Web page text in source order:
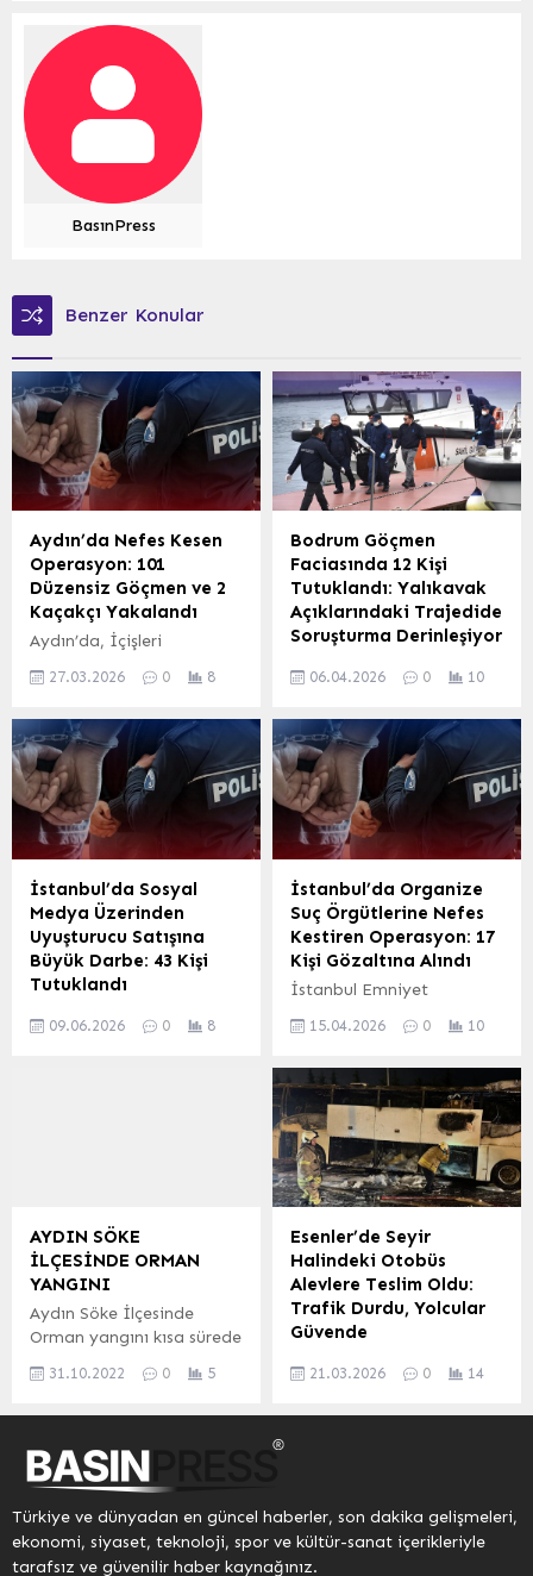
BasınPress
Benzer Konular
Aydın’da Nefes Kesen
Operasyon: 101
Düzensiz Göçmen ve 2
Kaçakçı Yakalandı
Aydın’da, İçişleri
koordinesinde Jandarma
Güvenlik Komutanlığı
ekipleri tarafından
göçmen kaçakçılığına
yönelik önemli bir
operasyon düzenlendi.
Ekipler, düzensiz
göçmenlerin yurt dışına
çıkış hazırlığı içinde
olduğunu belirleyerek
harekete geçti. Karadan
ve denizden eş zamanlı
ve takip çalışmaları
27.03.2026 0 8
Bodrum Göçmen
Faciasında 12 Kişi
Tutuklandı: Yalıkavak
Açıklarındaki Trajedide
Soruşturma Derinleşiyor
açıklarında meydana
hayatını kaybettiği
düzensiz göçmen
faciasıyla ilgili
soruşturmada önemli bir
gelişme yaşandı. Olayla
bağlantılı olarak gözaltına
alınan 17 şüpheliden 12’si
tutuklanarak cezaevine
gönderildi. Soruşturma
Kapsamında Tutuklamalar
Gerçekleşti Muğla
Cumhuriyet Başsavcılığı
koordinesinde yürütülen
düzensiz göçmenlerin
konakladığı evi kiraladığı
tespit edilen Afganistan...
06.04.2026 0 10
İstanbul’da Sosyal
Medya Üzerinden
Uyuşturucu Satışına
Büyük Darbe: 43 Kişi
Tutuklandı
Başsavcılığı’nın
yasa dışı uyuşturucu
madde ticareti yapan
şüphelilere yönelik
sonucunda, 50 şüpheli
hakkında gözaltı kararı
çıkarıldı. İstanbul MİT
İstanbul İl Jandarma
İstanbul’un 17...
09.06.2026 0 8
İstanbul’da Organize
Suç Örgütlerine Nefes
Kestiren Operasyon: 17
Kişi Gözaltına Alındı
İstanbul Emniyet
Suçlarla Mücadele ve
ekipleri, kent genelinde eş
zamanlı olarak büyük bir
operasyon düzenledi. Yurt
dışında bulunan kişilerin
liderliğini yaptığı
belirlenen birden fazla suç
örgütüne yönelik
gerçekleştirilen teknik ve
fiziki takip çalışmaları
sonucunda, şüphelilerin
İstanbul’un 5 farklı
ayrı suça karıştığı...
15.04.2026 0 10
AYDIN SÖKE
İLÇESİNDE ORMAN
YANGINI
Aydın Söke İlçesinde
Orman yangını kısa sürede
sürede söndürüldü Ekipler
kontrol altına alındı.
31.10.2022 0 5
Esenler’de Seyir
Halindeki Otobüs
Alevlere Teslim Oldu:
Trafik Durdu, Yolcular
Güvende
ilçesinde seyir halindeki bir
indirdikten sonra
Tekstilkent mevkisine
21.03.2026 0 14
Türkiye ve dünyadan en güncel haberler, son dakika gelişmeleri,
ekonomi, siyaset, teknoloji, spor ve kültür-sanat içerikleriyle
tarafsız ve güvenilir haber kaynağınız.